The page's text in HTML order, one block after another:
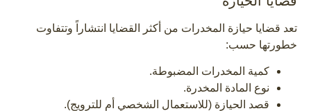
تعد قضايا حيازة المخدرات من أكثر القضايا انتشاراً وتتفاوت
خطورتها حسب:
كمية المخدرات المضبوطة.
نوع المادة المخدرة.
قصد الحيازة (للاستعمال الشخصي أم للترويج).